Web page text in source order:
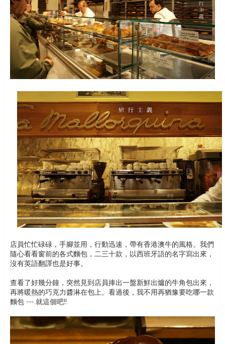
店員忙忙碌碌，手腳並用，行動迅速，帶有香港澳牛的風格。我們
隨心看看窗前的各式麵包，二三十款，以西班牙語的名字寫出來，
沒有英語翻譯也是好事。
查看了好幾分鐘，突然見到店員捧出一盤新鮮出爐的牛角包出來，
再將暖熱的巧克力醬淋在包上。看過後，我不用再猶豫要吃哪一款
麵包 --- 就這個吧!!